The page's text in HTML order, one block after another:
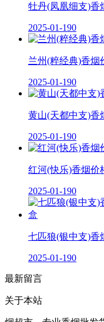
牡丹(凤凰细支)香
2025-01-190
兰州(粹经典)香烟
2025-01-190
黄山(天都中支)香
2025-01-190
红河(快乐)香烟价
2025-01-190
七匹狼(银中支)香
2025-01-190
最新留言
关于本站